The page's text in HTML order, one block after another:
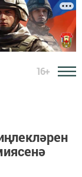
16+